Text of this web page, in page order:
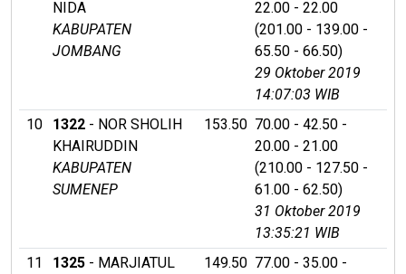
NIDA
KABUPATEN
JOMBANG
22.00 - 22.00
(201.00 - 139.00 -
65.50 - 66.50)
29 Oktober 2019
14:07:03 WIB
10
1322 - NOR SHOLIH
KHAIRUDDIN
KABUPATEN
SUMENEP
153.50 70.00 - 42.50 -
20.00 - 21.00
(210.00 - 127.50 -
61.00 - 62.50)
31 Oktober 2019
13:35:21 WIB
11
1325 - MARJIATUL
149.50 77.00 - 35.00 -